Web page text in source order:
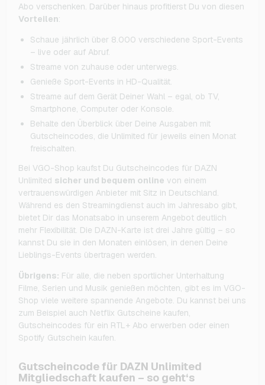
Abo verschenken. Darüber hinaus profitierst Du von diesen
Vorteilen:
Schaue jährlich über 8.000 verschiedene Sport-Events
– live oder auf Abruf.
Streame von zuhause oder unterwegs.
Genieße Sport-Events in HD-Qualität.
Streame auf dem Gerät Deiner Wahl – egal, ob TV,
Smartphone, Computer oder Konsole.
Behalte den Überblick über Deine Ausgaben mit
Gutscheincodes, die Unlimited für jeweils einen Monat
freischalten.
Bei VGO-Shop kaufst Du Gutscheincodes für DAZN
Unlimited sicher und bequem online von einem
vertrauenswürdigen Anbieter mit Sitz in Deutschland.
Während es den Streamingdienst auch im Jahresabo gibt,
bietet Dir das Monatsabo in unserem Angebot deutlich
mehr Flexibilität. Die DAZN-Karte ist drei Jahre gültig – so
kannst Du sie in den Monaten einlösen, in denen Deine
Lieblings-Events übertragen werden.
Übrigens: Für alle, die neben sportlicher Unterhaltung
Filme, Serien und Musik genießen möchten, gibt es im VGO-
Shop viele weitere spannende Angebote. Du kannst bei uns
zum Beispiel auch Netflix Gutscheine kaufen,
Gutscheincodes für ein RTL+ Abo erwerben oder einen
Spotify Gutschein kaufen.
Gutscheincode für DAZN Unlimited
Mitgliedschaft kaufen – so geht‘s